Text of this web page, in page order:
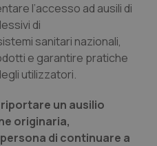
di Trento
Ulcerosa
neurodegenerative
l’accesso ad ausili di
di
sanitari nazionali,
e garantire pratiche
utilizzatori.
riportare un ausilio
originaria,
di continuare a